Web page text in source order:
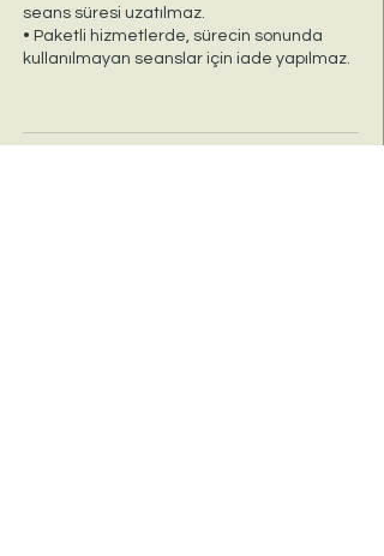
seans süresi uzatılmaz.
• Paketli hizmetlerde, sürecin sonunda
kullanılmayan seanslar için iade yapılmaz.